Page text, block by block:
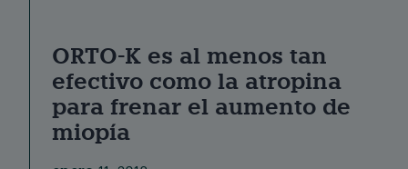
ORTO-K es al menos tan
efectivo como la atropina
para frenar el aumento de
miopía